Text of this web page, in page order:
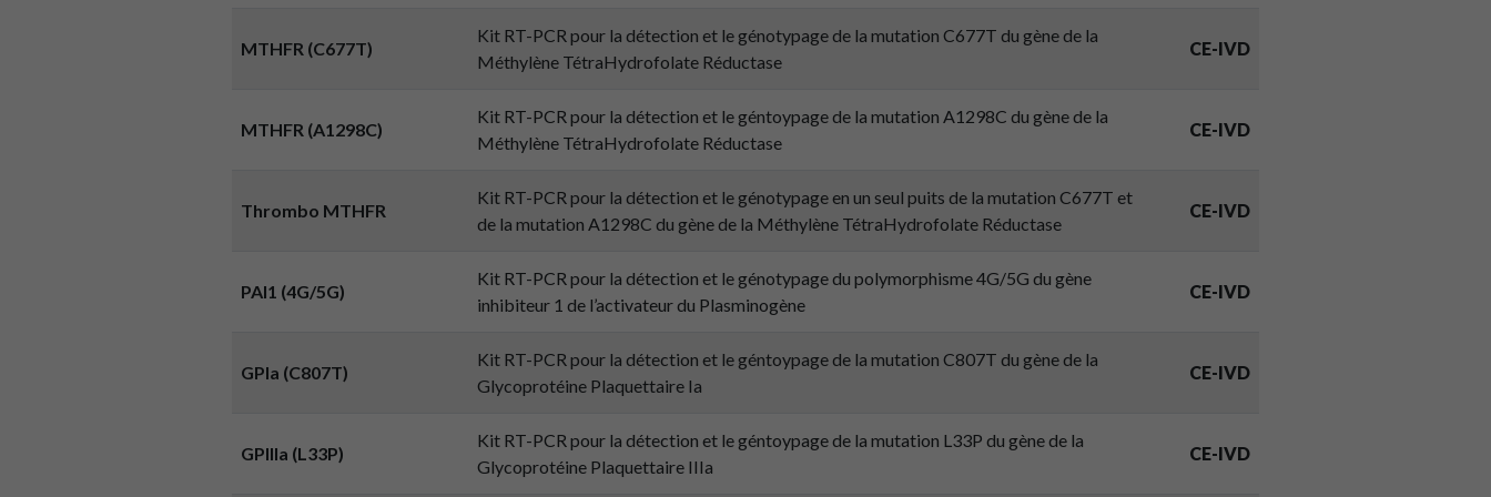
MTHFR (C677T)
Kit RT-PCR pour la détection et le génotypage de la mutation C677T du gène de la
Méthylène TétraHydrofolate Réductase
CE-IVD
MTHFR (A1298C)
Kit RT-PCR pour la détection et le géntoypage de la mutation A1298C du gène de la
Méthylène TétraHydrofolate Réductase
CE-IVD
Thrombo MTHFR
Kit RT-PCR pour la détection et le génotypage en un seul puits de la mutation C677T et
de la mutation A1298C du gène de la Méthylène TétraHydrofolate Réductase
CE-IVD
PAI1 (4G/5G)
Kit RT-PCR pour la détection et le génotypage du polymorphisme 4G/5G du gène
inhibiteur 1 de l’activateur du Plasminogène
CE-IVD
GPIa (C807T)
Kit RT-PCR pour la détection et le géntoypage de la mutation C807T du gène de la
Glycoprotéine Plaquettaire Ia
CE-IVD
GPIIIa (L33P)
Kit RT-PCR pour la détection et le géntoypage de la mutation L33P du gène de la
Glycoprotéine Plaquettaire IIIa
CE-IVD